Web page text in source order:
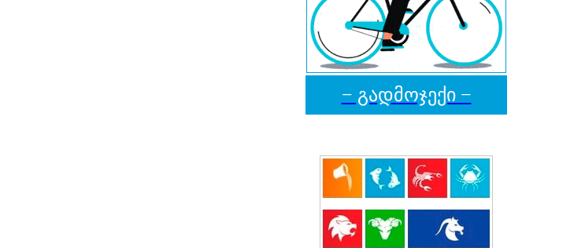
− გადმოჯექი −